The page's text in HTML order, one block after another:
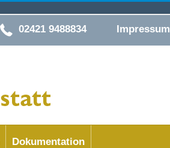
02421 9488834 Impressum
Dokumentation